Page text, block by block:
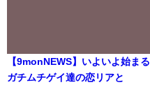
【9monNEWS】いよいよ始まる
ガチムチゲイ達の恋リアと